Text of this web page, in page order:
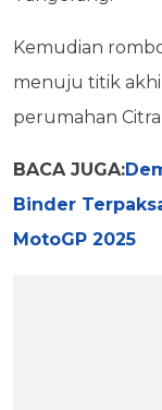
Kemudian
menuju titik
perumahan
BACA JUGA:
Binder
MotoGP 2025